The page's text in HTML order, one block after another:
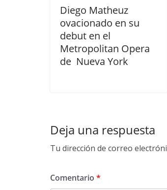
Diego Matheuz
ovacionado en su
debut en el
Metropolitan Opera
de Nueva York
Deja una respuesta
Tu dirección de correo
Comentario *